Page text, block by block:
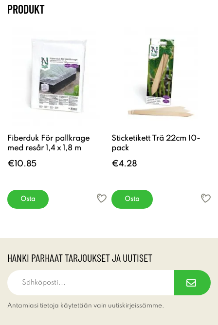
PRODUKT
Fiberduk För pallkrage
med resår 1,4 x 1,8 m
€10.85
Osta
Sticketikett Trä 22cm 10-
pack
€4.28
Osta
HANKI PARHAAT TARJOUKSET JA UUTISET
Antamiasi tietoja käytetään vain uutiskirjeissämme.